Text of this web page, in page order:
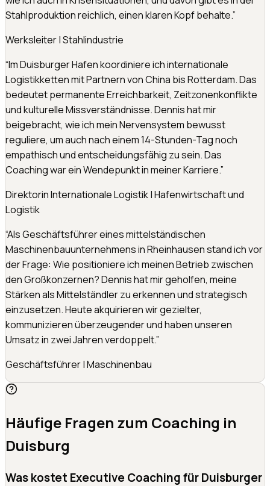
Stahlproduktion reichlich, einen klaren Kopf behalte.”
Werksleiter|Stahlindustrie
“Im Duisburger Hafen koordiniere ich internationale
Logistikketten mit Partnern von China bis Rotterdam. Das
bedeutet permanente Erreichbarkeit, Zeitzonenkonflikte
und kulturelle Missverständnisse. Dennis hat mir
beigebracht, wie ich mein Nervensystem bewusst
reguliere, um auch nach einem 14-Stunden-Tag noch
empathisch und entscheidungsfähig zu sein. Das
Coaching war ein Wendepunkt in meiner Karriere.”
Direktorin Internationale Logistik|Hafenwirtschaft und
Logistik
“Als Geschäftsführer eines mittelständischen
Maschinenbauunternehmens in Rheinhausen stand ich vor
der Frage: Wie positioniere ich meinen Betrieb zwischen
den Großkonzernen? Dennis hat mir geholfen, meine
Stärken als Mittelständler zu erkennen und strategisch
einzusetzen. Heute akquirieren wir gezielter,
kommunizieren überzeugender und haben unseren
Umsatz in zwei Jahren verdoppelt.”
Geschäftsführer|Maschinenbau
Häufige Fragen zum Coaching in
Duisburg
Was kostet Executive Coaching für Duisburger